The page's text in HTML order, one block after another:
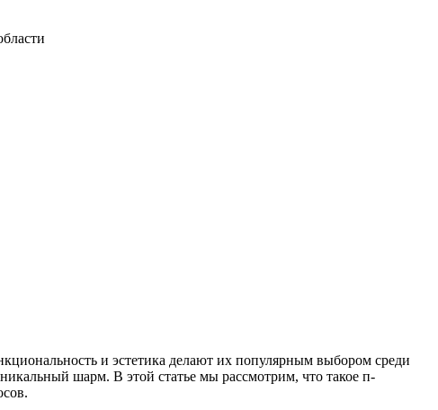
и эстетика делают их популярным выбором среди
шарм. В этой статье мы рассмотрим, что такое п-